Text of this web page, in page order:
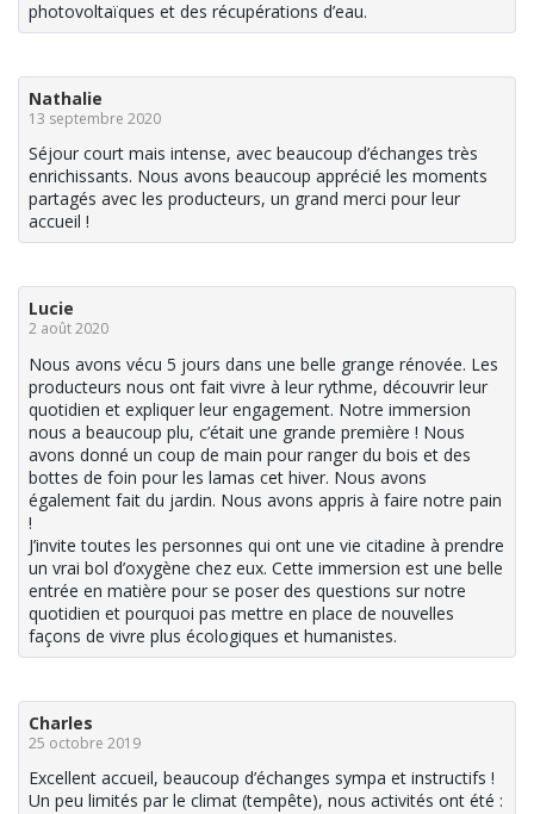
photovoltaïques et des récupérations d’eau.
Nathalie
13 septembre 2020
Séjour court mais intense, avec beaucoup d’échanges très
enrichissants. Nous avons beaucoup apprécié les moments
partagés avec les producteurs, un grand merci pour leur
accueil !
Lucie
2 août 2020
Nous avons vécu 5 jours dans une belle grange rénovée. Les
producteurs nous ont fait vivre à leur rythme, découvrir leur
quotidien et expliquer leur engagement. Notre immersion
nous a beaucoup plu, c’était une grande première ! Nous
avons donné un coup de main pour ranger du bois et des
bottes de foin pour les lamas cet hiver. Nous avons
également fait du jardin. Nous avons appris à faire notre pain
!
J’invite toutes les personnes qui ont une vie citadine à prendre
un vrai bol d’oxygène chez eux. Cette immersion est une belle
entrée en matière pour se poser des questions sur notre
quotidien et pourquoi pas mettre en place de nouvelles
façons de vivre plus écologiques et humanistes.
Charles
25 octobre 2019
Excellent accueil, beaucoup d’échanges sympa et instructifs !
Un peu limités par le climat (tempête), nous activités ont été :